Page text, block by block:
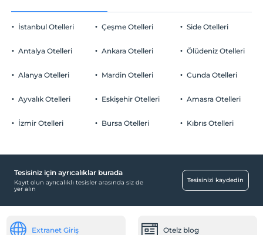
Otopark (Tesis bünyesinde)
Aqua Park
Eğlence Hizmetleri
Bebek karyolası
Sigara
Çocuklar
Her bir oda için 1. çocuk 6 yaşına kadar ücretsizdir
Her bir oda için 2. çocuk 6 yaşına kadar ücretsizdir
İstanbul Otelleri
Antalya Otelleri
Alanya Otelleri
Ayvalık Otelleri
İzmir Otelleri
Çeşme Otelleri
Ankara Otelleri
Mardin Otelleri
Eskişehir Otelleri
Bursa Otelleri
Side Otelleri
Ölüdeniz Otelleri
Cunda Otelleri
Amasra Otelleri
Kıbrıs Otelleri
Tesisiniz için ayrıcalıklar burada
Kayıt olun ayrıcalıklı tesisler arasında siz de
yer alın
Tesisinizi kaydedin
Extranet Giriş Otelz blog